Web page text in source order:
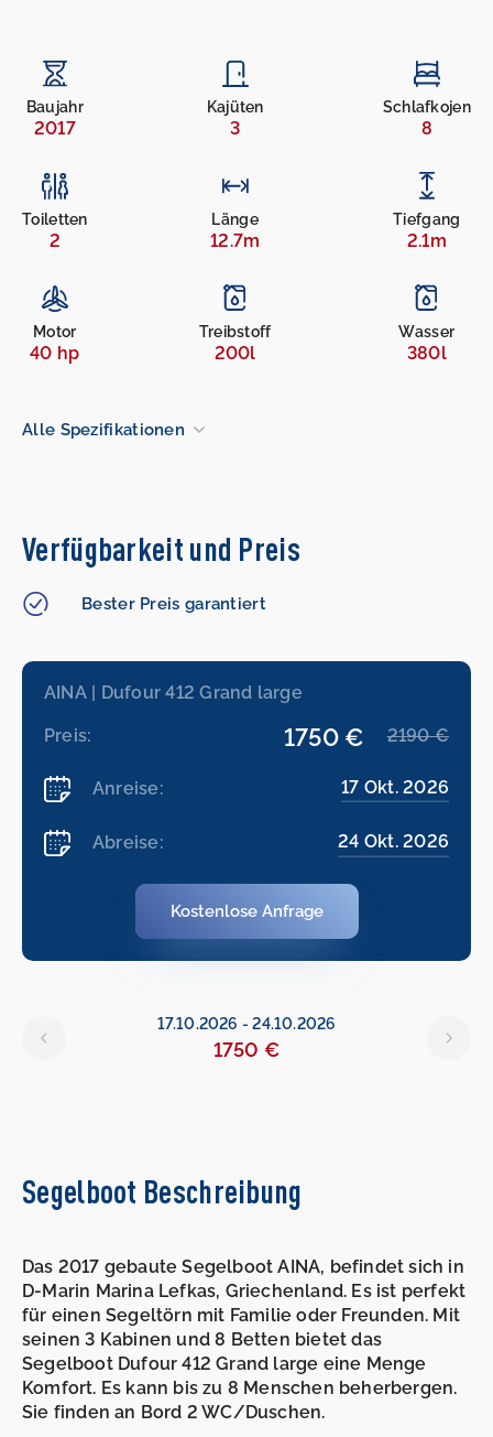
Baujahr
2017
Kajüten
3
Schlafkojen
8
Toiletten
2
Länge
12.7m
Tiefgang
2.1m
Motor
40 hp
Treibstoff
200l
Wasser
380l
Alle Spezifikationen
Verfügbarkeit und Preis
Bester Preis garantiert
AINA | Dufour 412 Grand large
Preis: 1750 € 2190 €
Anreise: 17 Okt. 2026
Abreise: 24 Okt. 2026
Kostenlose Anfrage
17.10.2026 -24.10.2026
1750 €
Segelboot Beschreibung
Das 2017 gebaute Segelboot AINA, befindet sich in
D-Marin Marina Lefkas, Griechenland. Es ist perfekt
für einen Segeltörn mit Familie oder Freunden. Mit
seinen 3 Kabinen und 8 Betten bietet das
Segelboot Dufour 412 Grand large eine Menge
Komfort. Es kann bis zu 8 Menschen beherbergen.
Sie finden an Bord 2 WC/Duschen.